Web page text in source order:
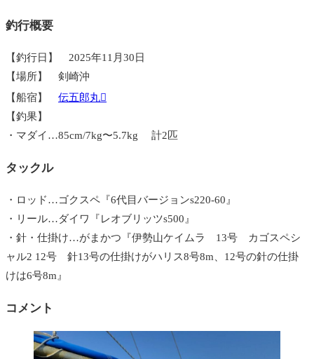
釣行概要
【釣行日】 2025年11月30日
【場所】 剣崎沖
【船宿】 伝五郎丸
【釣果】
・マダイ…85cm/7kg〜5.7kg 計2匹
タックル
・ロッド…ゴクスペ『6代目バージョンs220-60』
・リール…ダイワ『レオブリッツs500』
・針・仕掛け…がまかつ『伊勢山ケイムラ 13号 カゴスペシ
ャル2 12号 針13号の仕掛けがハリス8号8m、12号の針の仕掛
けは6号8m』
コメント